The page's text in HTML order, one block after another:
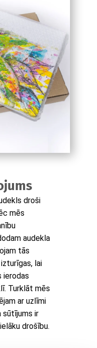
droši
mēs
audekla
tās
lai
ierodas
Turklāt mēs
ar uzlīmi
sūtījums ir
drošību.